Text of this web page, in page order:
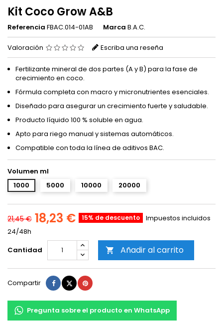
Kit Coco Grow A&B
Referencia FBAC.014-01AB Marca B.A.C.
Valoración Escriba una reseña
Fertilizante mineral de dos partes (A y B) para la fase de
crecimiento en coco.
Fórmula completa con macro y micronutrientes esenciales.
Diseñado para asegurar un crecimiento fuerte y saludable.
Producto líquido 100 % soluble en agua.
Apto para riego manual y sistemas automáticos.
Compatible con toda la línea de aditivos BAC.
Volumen ml
1000
5000 10000 20000
21,45 € 18,23 € 15% de descuento
Impuestos incluidos
24/48h
Cantidad
 Añadir al carrito
Compartir Compartir
TuitearPinterest
Pregunta sobre el producto en WhatsApp